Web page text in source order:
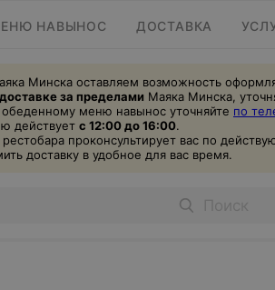
НАВЫНОС ДОСТАВКА
Минска оставляем возможность
за пределами Маяка Минска,
меню навынос уточняйте по
действует с 12:00 до 16:00.
проконсультирует вас по
доставку в удобное для вас время.